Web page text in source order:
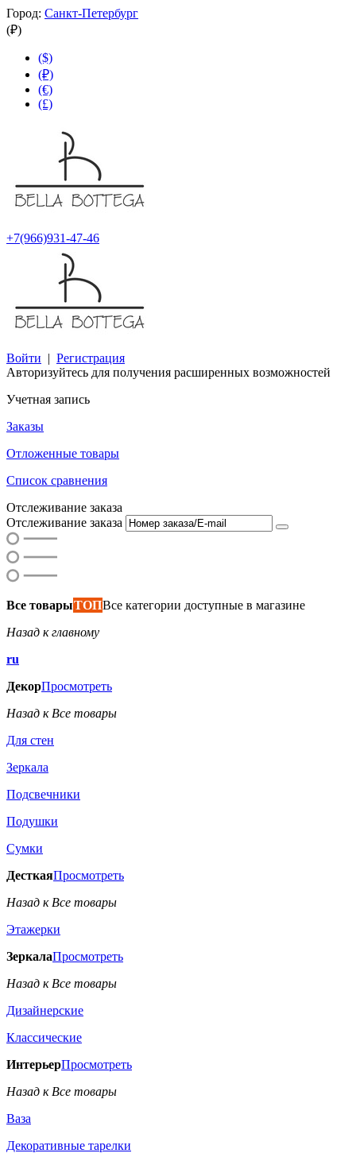
Город: Санкт-Петербург
(₽)
($)
(₽)
(€)
(£)
+7(966)931-47-46
Войти | Регистрация
Авторизуйтесь для получения расширенных возможностей
Учетная запись
Заказы
Отложенные товары
Список сравнения
Отслеживание заказа
Отслеживание заказа
Все товарыТОПВсе категории доступные в магазине
Назад к главному
ru
ДекорПросмотреть
Назад к Все товары
Для стен
Зеркала
Подсвечники
Подушки
Сумки
ДесткаяПросмотреть
Назад к Все товары
Этажерки
ЗеркалаПросмотреть
Назад к Все товары
Дизайнерские
Классические
ИнтерьерПросмотреть
Назад к Все товары
Ваза
Декоративные тарелки